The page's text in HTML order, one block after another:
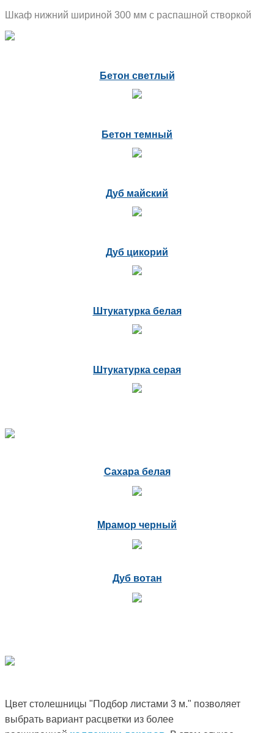
Шкаф нижний шириной 300 мм с распашной створкой
Бетон светлый
Бетон темный
Дуб майский
Дуб цикорий
Штукатурка белая
Штукатурка серая
Сахара белая
Мрамор черный
Дуб вотан
Цвет столешницы "Подбор листами 3 м." позволяет
выбрать вариант расцветки из более